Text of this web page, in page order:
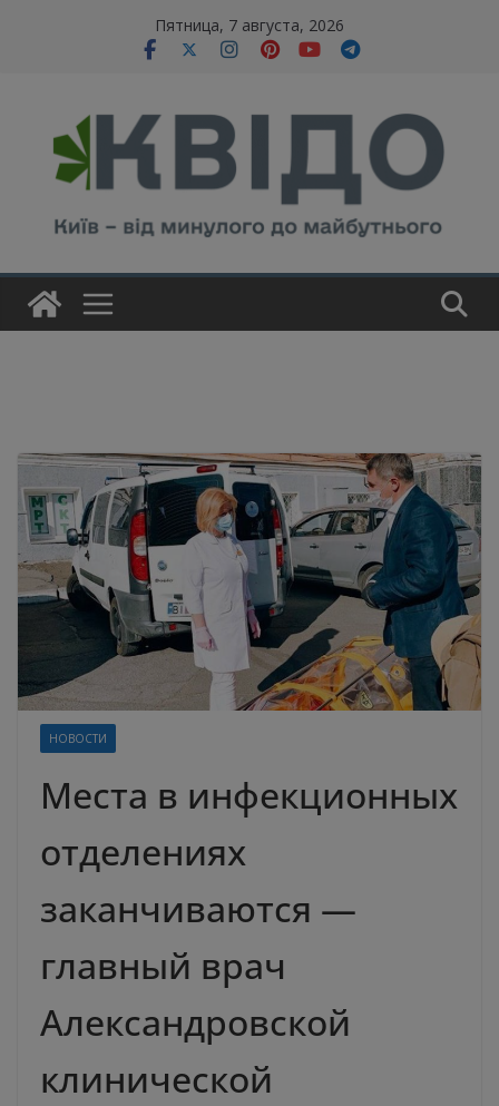
Пятница, 7 августа, 2026
НОВОСТИ
Места в инфекционных
отделениях
заканчиваются —
главный врач
Александровской
клинической
modal-check